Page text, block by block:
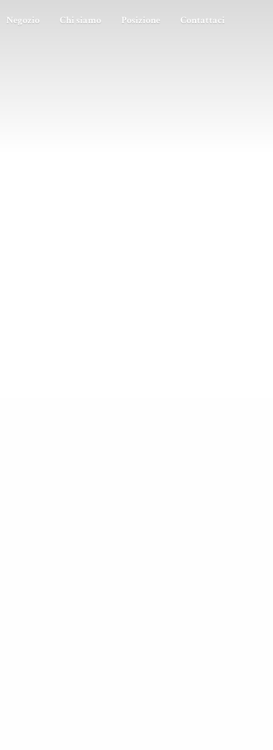
Negozio Chi siamo Posizione Contattaci